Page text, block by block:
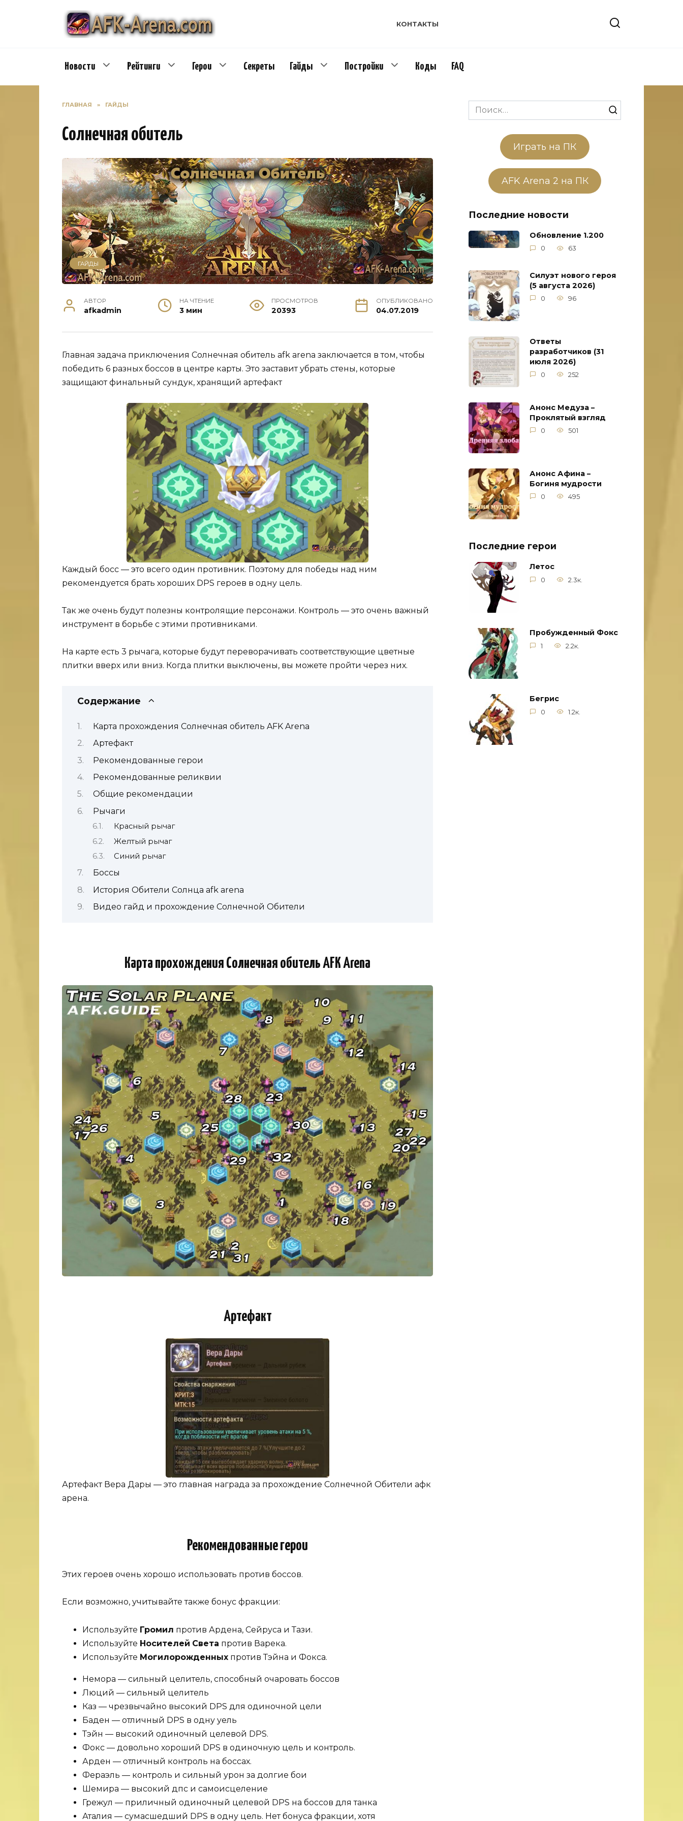
КОНТАКТЫ
Новости Рейтинги Герои Секреты Гайды Постройки Коды FAQ
ГЛАВНАЯ » ГАЙДЫ
Солнечная обитель
ГАЙДЫ
АВТОР
afkadmin
НА ЧТЕНИЕ
3 мин
ПРОСМОТРОВ
20393
ОПУБЛИКОВАНО
04.07.2019
Главная задача приключения Солнечная обитель afk arena заключается в том, чтобы
победить 6 разных боссов в центре карты. Это заставит убрать стены, которые
защищают финальный сундук, хранящий артефакт
Каждый босс — это всего один противник. Поэтому для победы над ним
рекомендуется брать хороших DPS героев в одну цель.
Так же очень будут полезны контролящие персонажи. Контроль — это очень важный
инструмент в борьбе с этими противниками.
На карте есть 3 рычага, которые будут переворачивать соответствующие цветные
плитки вверх или вниз. Когда плитки выключены, вы можете пройти через них.
Содержание
Карта прохождения Солнечная обитель AFK Arena
Артефакт
Рекомендованные герои
Рекомендованные реликвии
Общие рекомендации
Рычаги
Красный рычаг
Желтый рычаг
Синий рычаг
Боссы
История Обители Солнца afk arena
Видео гайд и прохождение Солнечной Обители
Карта прохождения Солнечная обитель AFK Arena
Артефакт
Артефакт Вера Дары — это главная награда за прохождение Солнечной Обители афк
арена.
Рекомендованные герои
Этих героев очень хорошо использовать против боссов.
Если возможно, учитывайте также бонус фракции:
Используйте Громил против Ардена, Сейруса и Тази.
Используйте Носителей Света против Варека.
Используйте Могилорожденных против Тэйна и Фокса.
Немора — сильный целитель, способный очаровать боссов
Люций — сильный целитель
Каз — чрезвычайно высокий DPS для одиночной цели
Баден — отличный DPS в одну уель
Тэйн — высокий одиночный целевой DPS.
Фокс — довольно хороший DPS в одиночную цель и контроль.
Арден — отличный контроль на боссах.
Фераэль — контроль и сильный урон за долгие бои
Шемира — высокий дпс и самоисцеление
Грежул — приличный одиночный целевой DPS на боссов для танка
Аталия — сумасшедший DPS в одну цель. Нет бонуса фракции, хотя
Search
for:
Играть на ПК
AFK Arena 2 на ПК
Последние новости
Обновление 1.200
0 63
Силуэт нового героя
(5 августа 2026)
0 96
Ответы
разработчиков (31
июля 2026)
0 252
Анонс Медуза –
Проклятый взгляд
0 501
Анонс Афина –
Богиня мудрости
0 495
Последние герои
Летос
0 2.3к.
Пробужденный Фокс
1 2.2к.
Бегрис
0 1.2к.